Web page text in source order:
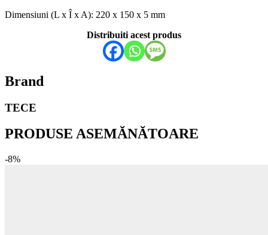
Dimensiuni (L x Î x A): 220 x 150 x 5 mm
Distribuiti acest produs
Brand
TECE
PRODUSE ASEMĂNĂTOARE
-8%